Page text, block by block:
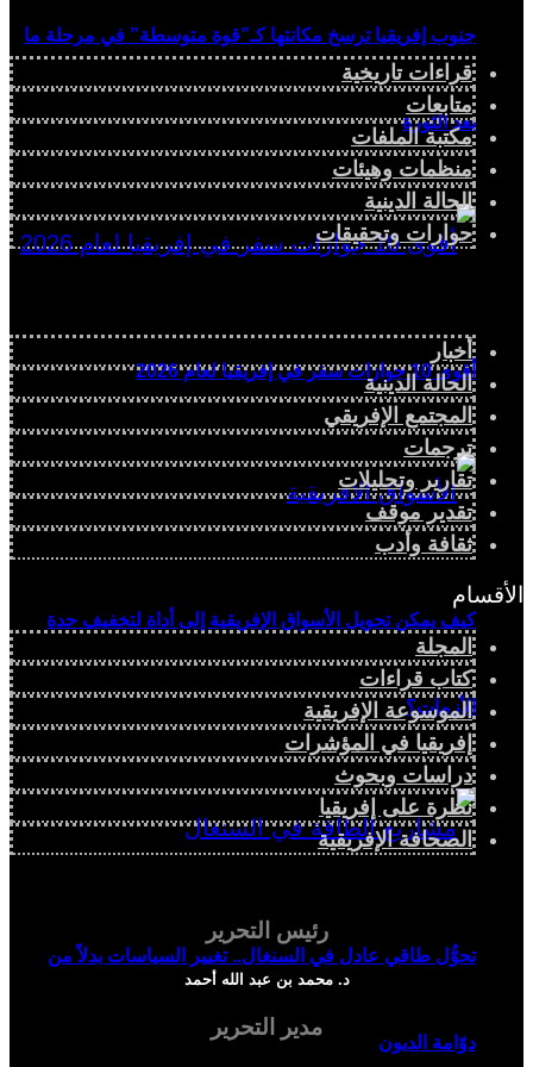
جنوب إفريقيا ترسخ مكانتها كـ”قوة متوسطة” في مرحلة ما
بعد الثورة
أقوى 10 جوازات سفر في إفريقيا لعام 2026
كيف يمكن تحويل الأسواق الإفريقية إلى أداة لتخفيف حدة
الأزمات؟
تحوُّل طاقي عادل في السنغال.. تغيير السياسات بدلاً من
دوّامة الديون
قراءات تاريخية
متابعات
مكتبة الملفات
منظمات وهيئات
الحالة الدينية
حوارات وتحقيقات
أخبار
الحالة الدينية
المجتمع الإفريقي
ترجمات
تقارير وتحليلات
تقدير موقف
ثقافة وأدب
الأقسام
المجلة
كتاب قراءات
الموسوعة الإفريقية
إفريقيا في المؤشرات
دراسات وبحوث
نظرة على إفريقيا
الصحافة الإفريقية
رئيس التحرير
د. محمد بن عبد الله أحمد
مدير التحرير